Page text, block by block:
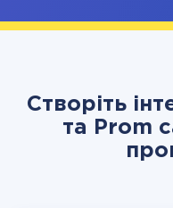
Створіть
та Prom